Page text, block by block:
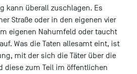
kann überall zuschlagen. Es
Straße oder in den eigenen vier
eigenen Nahumfeld oder taucht
Was die Taten allesamt eint, ist
mit der sich die Täter über die
diese zum Teil im öffentlichen